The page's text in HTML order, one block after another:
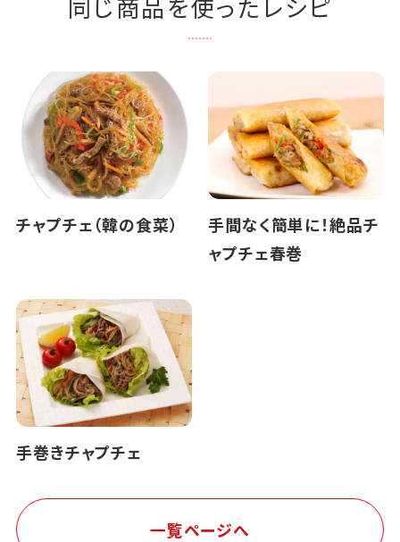
同じ商品を使ったレシピ
チャプチェ（韓の食菜）
手間なく簡単に！絶品チ
ャプチェ春巻
手巻きチャプチェ
一覧ページへ